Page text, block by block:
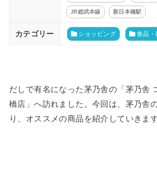
JR総武本線 新日本橋駅
カテゴリー ショッピング 食品・
だしで有名になった茅乃舎の「茅乃舎
橋店」へ訪れました。今回は、茅乃舎
り、オススメの商品を紹介していきます